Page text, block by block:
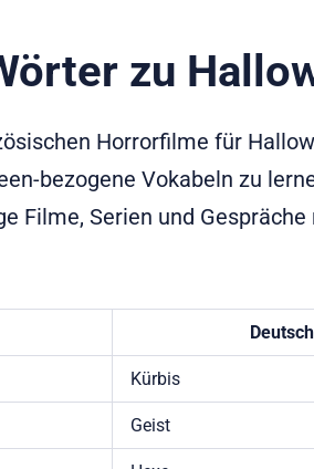
zu
Horrorfilme für
bezogene Vokabeln zu
Filme, Serien und
Kürbis
Geist